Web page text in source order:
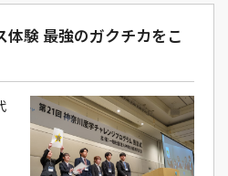
体験 最強のガクチカをこ